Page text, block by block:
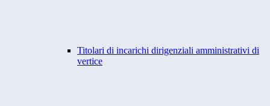
Titolari di incarichi dirigenziali amministrativi di
vertice